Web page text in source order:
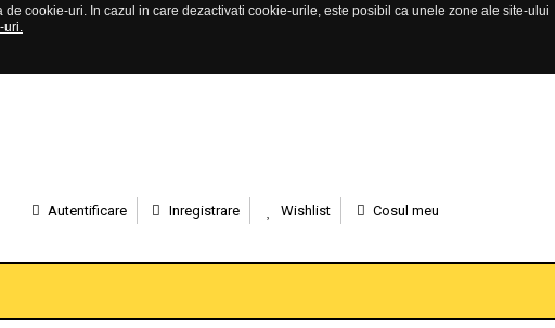
cookie-uri. In cazul in care dezactivati cookie-urile, este posibil ca unele zone ale site-ului
uri.
Autentificare Inregistrare Wishlist Cosul meu